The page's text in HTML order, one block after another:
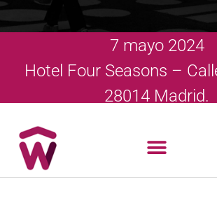
7 mayo 2024
Hotel Four Seasons –
28014 Madrid.